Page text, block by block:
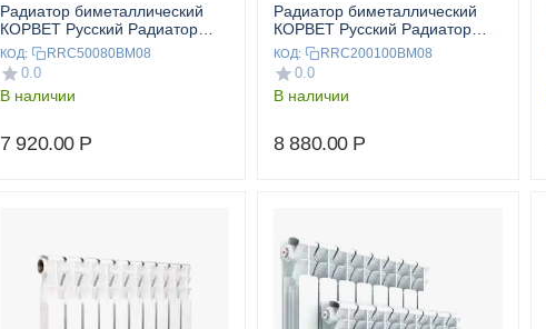
Радиатор биметаллический
КОРВЕТ Русский Радиатор
500/80 8 секц.
КОД: RRC50080BM08
0.0
В наличии
7 920.00 Р
Радиатор биметаллический
КОРВЕТ Русский Радиатор
200/100 8 секц.
КОД: RRC200100BM08
0.0
В наличии
8 880.00 Р